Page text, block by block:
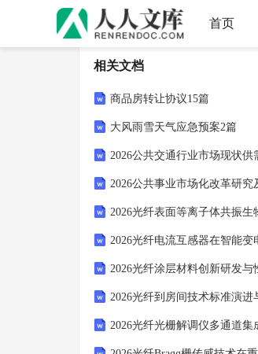
首页
相关文档
商品房转让协议15篇
大风雨雪天气应急预案2篇